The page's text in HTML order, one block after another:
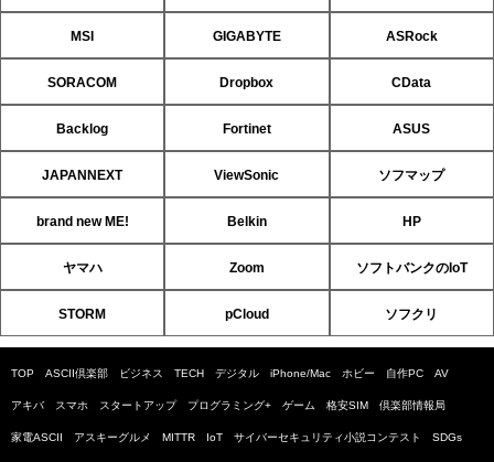
MSI GIGABYTE ASRock
SORACOM Dropbox CData
Backlog Fortinet ASUS
JAPANNEXT ViewSonic ソフマップ
brand new ME! Belkin HP
ヤマハ Zoom ソフトバンクのIoT
STORM pCloud ソフクリ
TOP ASCII倶楽部 ビジネス TECH デジタル iPhone/Mac ホビー 自作PC AV
アキバ スマホ スタートアップ プログラミング+ ゲーム 格安SIM 倶楽部情報局
家電ASCII アスキーグルメ MITTR IoT サイバーセキュリティ小説コンテスト SDGs